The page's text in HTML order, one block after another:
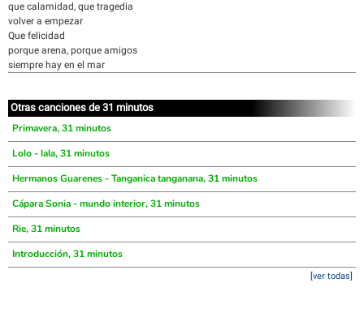
que calamidad, que tragedia
volver a empezar
Que felicidad
porque arena, porque amigos
siempre hay en el mar
Otras canciones de 31 minutos
Primavera, 31 minutos
Lolo - lala, 31 minutos
Hermanos Guarenes - Tanganica tanganana, 31 minutos
Cápara Sonia - mundo interior, 31 minutos
Rie, 31 minutos
Introducción, 31 minutos
[ver todas]